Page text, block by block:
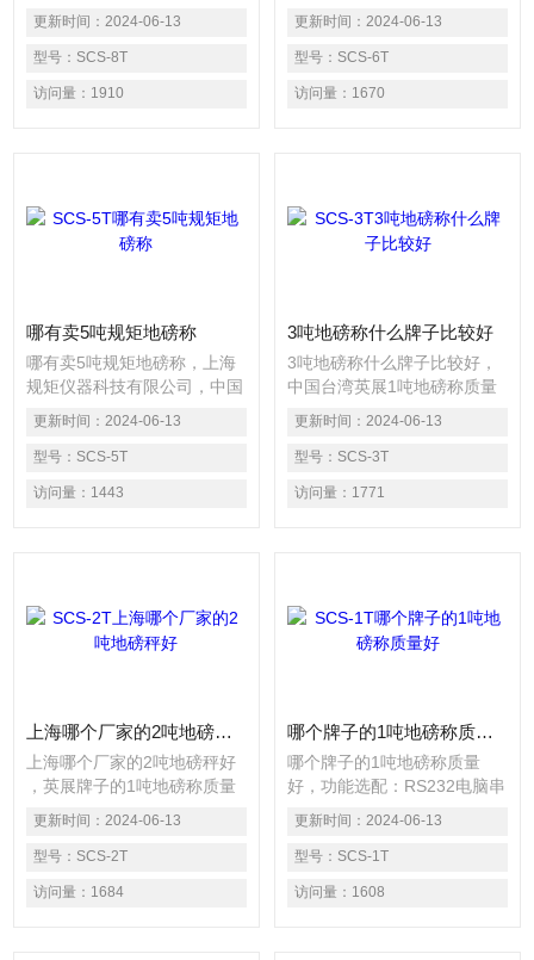
更新时间： 2024-06-13
型号： SCS-8T
访问量： 1910
Excell中国台湾英展上海
Excell 小地磅 英展电子秤 英
展Excell小地磅介绍：★秤面
以A36结构钢及C型槽钢骨架
为基础，坚固耐用。★单层标
交通，商业之货品与小型车辆
的控制。★可轻易与重量控制
更新时间： 2024-06-13
型号： SCS-6T
访问量： 1670
哪有卖5吨规矩地磅称
哪有卖5吨规矩地磅称，上海
规矩仪器科技有限公司，中国
台湾英展1吨地磅称质量好，
上海规矩 哪个厂家的电子秤
性价比高？*麻豆精品国产自
产在线观看SCS电子平台称功
能选配：RS232电脑串口，
更新时间： 2024-06-13
型号： SCS-5T
访问量： 1443
3吨地磅称什么牌子比较好
3吨地磅称什么牌子比较好，
中国台湾英展1吨地磅称质量
好，上海规矩 哪个厂家的电
子秤性价比高？*麻豆精品国
产自产在线观看SCS电子平台
称功能选配：RS232电脑串
口，RS485接口,0-20mA/0-
更新时间： 2024-06-13
型号： SCS-3T
访问量： 1771
上海哪个厂家的2吨地磅秤好
上海哪个厂家的2吨地磅秤好
，英展牌子的1吨地磅称质量
好，哪个厂家的电子秤性价比
高？*麻豆精品国产自产在线
观看SCS电子平台称功能选
配：RS232电脑串口，RS485
接口,0-20mA/0-10V数字信号
更新时间： 2024-06-13
型号： SCS-2T
访问量： 1684
哪个牌子的1吨地磅称质量好
哪个牌子的1吨地磅称质量
好，功能选配：RS232电脑串
口，RS485接口,0-20mA/0-
10V数字信号 ∴ 选配仪表：全
不锈钢仪表、防爆称重仪表、
带打印仪表
更新时间： 2024-06-13
型号： SCS-1T
访问量： 1608